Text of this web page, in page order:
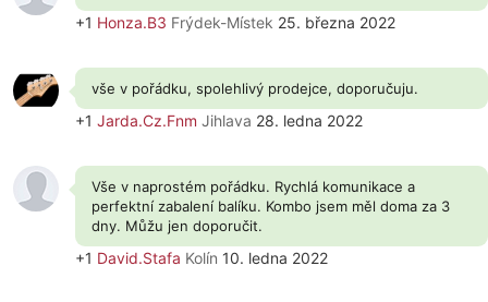
+1 Honza.B3 Frýdek-Místek 25. března 2022
vše v pořádku, spolehlivý prodejce, doporučuju.
+1 Jarda.Cz.Fnm Jihlava 28. ledna 2022
Vše v naprostém pořádku. Rychlá komunikace a
perfektní zabalení balíku. Kombo jsem měl doma za 3
dny. Můžu jen doporučit.
+1 David.Stafa Kolín 10. ledna 2022